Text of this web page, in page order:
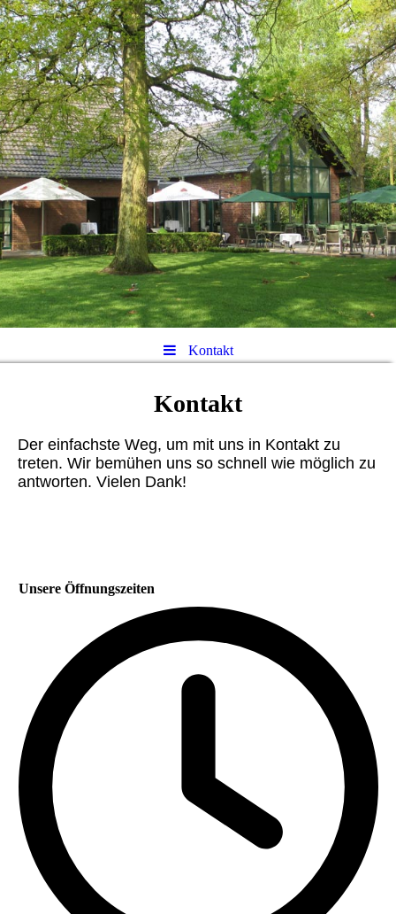
Kontakt
Kontakt
Der einfachste Weg, um mit uns in Kontakt zu
treten. Wir bemühen uns so schnell wie möglich zu
antworten. Vielen Dank!
Unsere Öffnungszeiten